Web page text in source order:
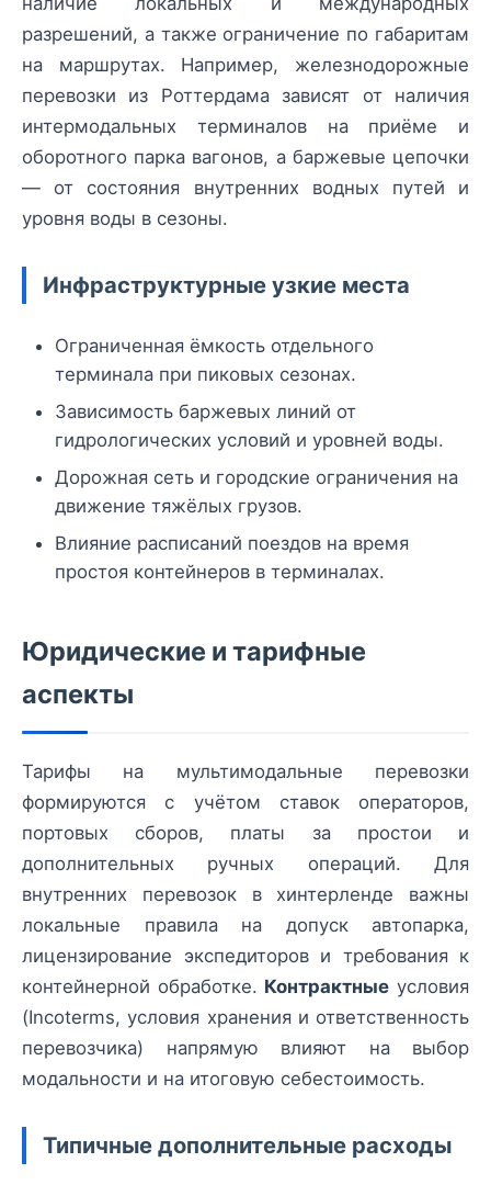
разрешений, а также ограничение по габаритам
на маршрутах. Например, железнодорожные
перевозки из Роттердама зависят от наличия
интермодальных терминалов на приёме и
оборотного парка вагонов, а баржевые цепочки
— от состояния внутренних водных путей и
уровня воды в сезоны.
Инфраструктурные узкие места
Ограниченная ёмкость отдельного
терминала при пиковых сезонах.
Зависимость баржевых линий от
гидрологических условий и уровней воды.
Дорожная сеть и городские ограничения на
движение тяжёлых грузов.
Влияние расписаний поездов на время
простоя контейнеров в терминалах.
Юридические и тарифные
аспекты
Тарифы на мультимодальные перевозки
формируются с учётом ставок операторов,
портовых сборов, платы за простои и
дополнительных ручных операций. Для
внутренних перевозок в хинтерленде важны
локальные правила на допуск автопарка,
лицензирование экспедиторов и требования к
контейнерной обработке. Контрактные условия
(Incoterms, условия хранения и ответственность
перевозчика) напрямую влияют на выбор
модальности и на итоговую себестоимость.
Типичные дополнительные расходы